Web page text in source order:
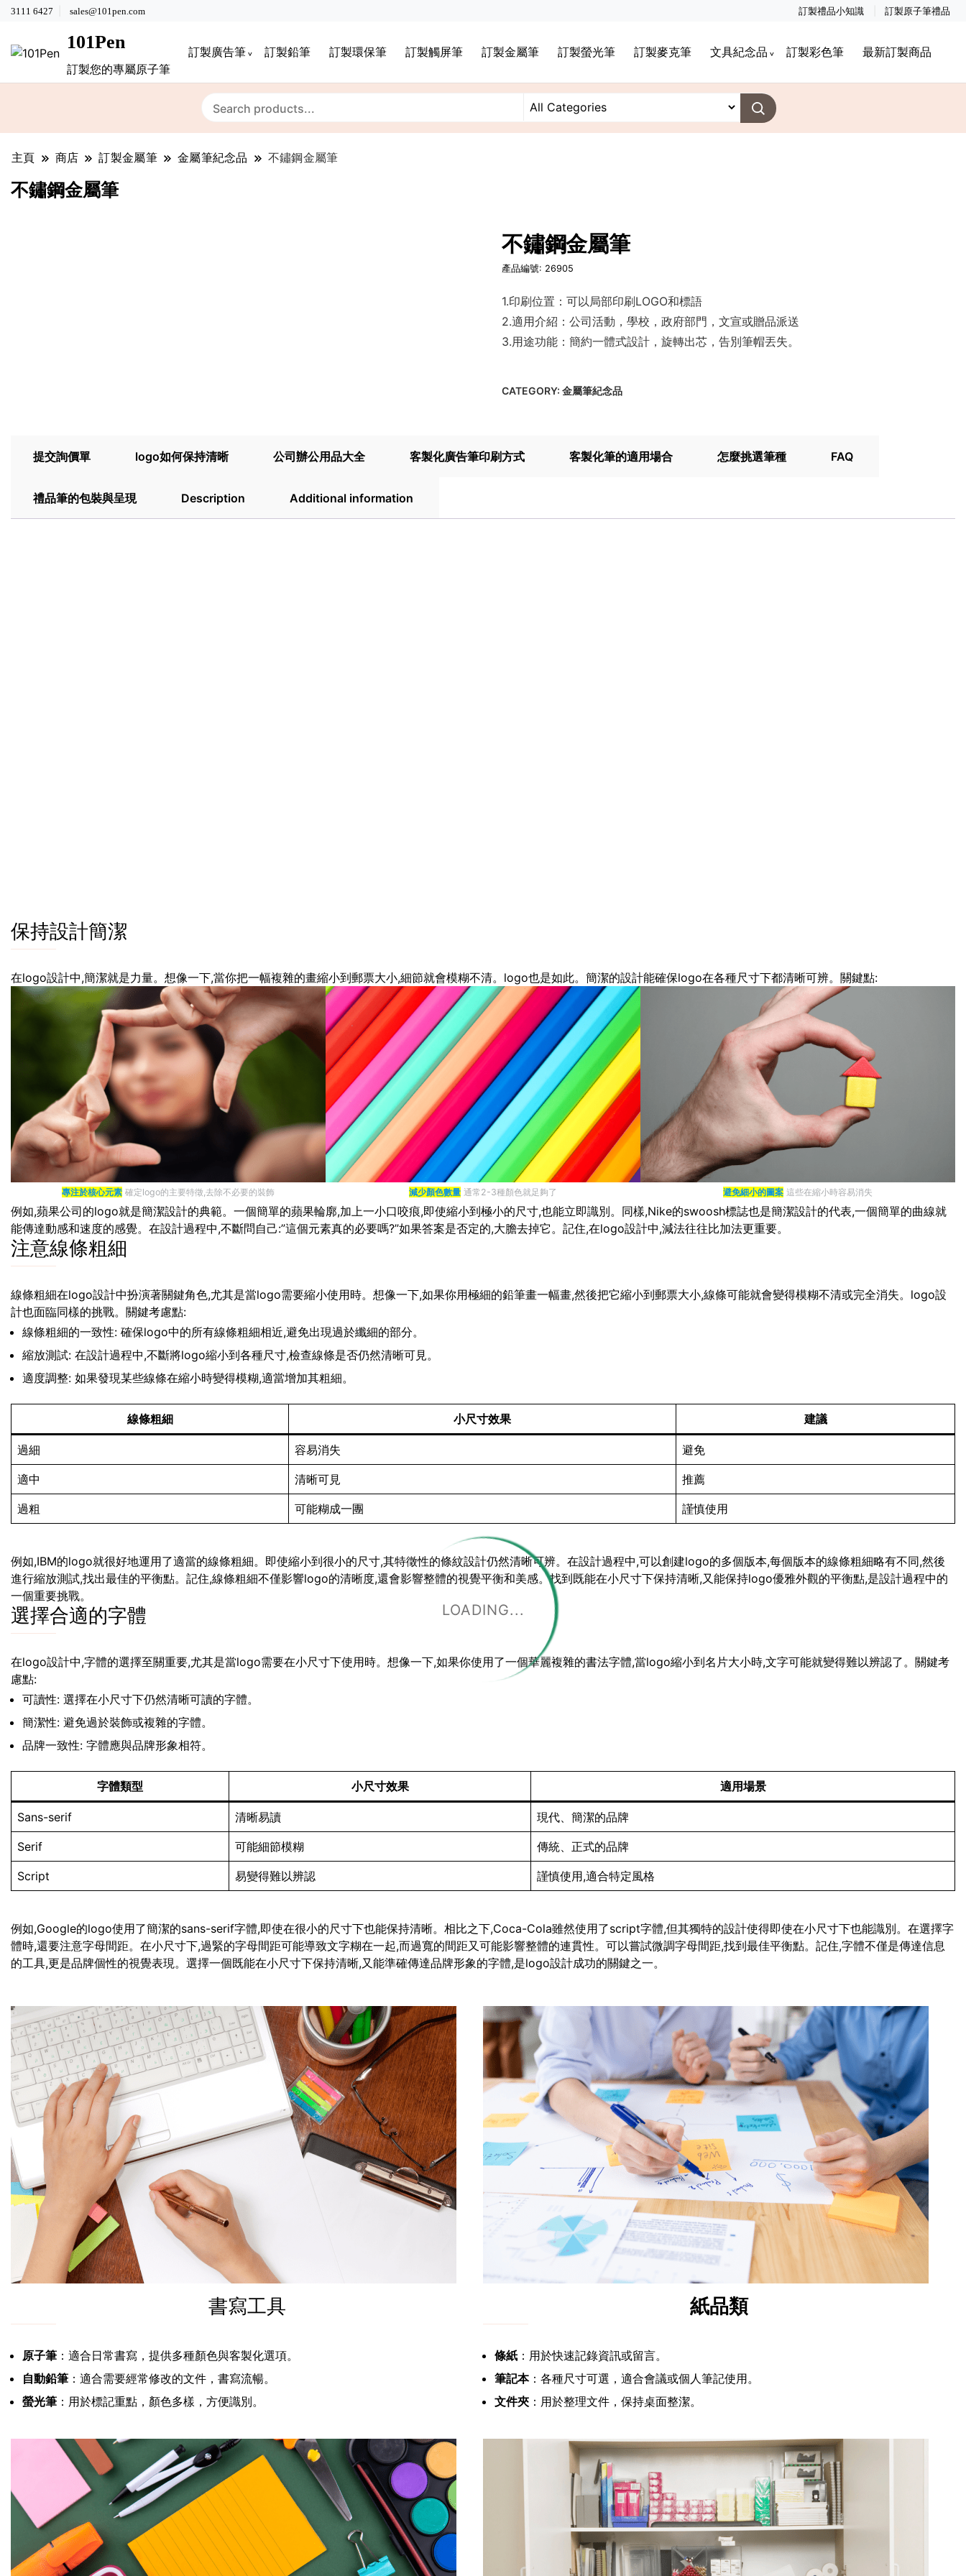
3111 6427 sales@101pen.com 訂製禮品小知識 訂製原子筆禮品
101Pen
訂製您的專屬原子筆
訂製廣告筆 訂製鉛筆 訂製環保筆 訂製觸屏筆 訂製金屬筆 訂製螢光筆 訂製麥克筆 文具紀念品 訂製彩色筆 最新訂製商品
主頁 商店 訂製金屬筆 金屬筆紀念品 不鏽鋼金屬筆
不鏽鋼金屬筆
LOADING...
不鏽鋼金屬筆
產品編號: 26905
1.印刷位置：可以局部印刷LOGO和標語
2.適用介紹：公司活動，學校，政府部門，文宣或贈品派送
3.用途功能：簡約一體式設計，旋轉出芯，告別筆帽丟失。
CATEGORY:金屬筆紀念品
提交詢價單 logo如何保持清晰 公司辦公用品大全 客製化廣告筆印刷方式 客製化筆的適用場合 怎麼挑選筆種 FAQ
禮品筆的包裝與呈現 Description Additional information
保持設計簡潔
在logo設計中,簡潔就是力量。想像一下,當你把一幅複雜的畫縮小到郵票大小,細節就會模糊不清。logo也是如此。簡潔的設計能確保logo在各種尺寸下都清晰可辨。關鍵點:
專注於核心元素 確定logo的主要特徵,去除不必要的裝飾 減少顏色數量 通常2-3種顏色就足夠了 避免細小的圖案 這些在縮小時容易消失
例如,蘋果公司的logo就是簡潔設計的典範。一個簡單的蘋果輪廓,加上一小口咬痕,即使縮小到極小的尺寸,也能立即識別。同樣,Nike的swoosh標誌也是簡潔設計的代表,一個簡單的曲線就
能傳達動感和速度的感覺。在設計過程中,不斷問自己:”這個元素真的必要嗎?”如果答案是否定的,大膽去掉它。記住,在logo設計中,減法往往比加法更重要。
注意線條粗細
線條粗細在logo設計中扮演著關鍵角色,尤其是當logo需要縮小使用時。想像一下,如果你用極細的鉛筆畫一幅畫,然後把它縮小到郵票大小,線條可能就會變得模糊不清或完全消失。logo設
計也面臨同樣的挑戰。關鍵考慮點:
線條粗細的一致性: 確保logo中的所有線條粗細相近,避免出現過於纖細的部分。
縮放測試: 在設計過程中,不斷將logo縮小到各種尺寸,檢查線條是否仍然清晰可見。
適度調整: 如果發現某些線條在縮小時變得模糊,適當增加其粗細。
線條粗細 小尺寸效果 建議
過細 容易消失 避免
適中 清晰可見 推薦
過粗 可能糊成一團 謹慎使用
例如,IBM的logo就很好地運用了適當的線條粗細。即使縮小到很小的尺寸,其特徵性的條紋設計仍然清晰可辨。在設計過程中,可以創建logo的多個版本,每個版本的線條粗細略有不同,然後
進行縮放測試,找出最佳的平衡點。記住,線條粗細不僅影響logo的清晰度,還會影響整體的視覺平衡和美感。找到既能在小尺寸下保持清晰,又能保持logo優雅外觀的平衡點,是設計過程中的
一個重要挑戰。
選擇合適的字體
在logo設計中,字體的選擇至關重要,尤其是當logo需要在小尺寸下使用時。想像一下,如果你使用了一個華麗複雜的書法字體,當logo縮小到名片大小時,文字可能就變得難以辨認了。關鍵考
慮點:
可讀性: 選擇在小尺寸下仍然清晰可讀的字體。
簡潔性: 避免過於裝飾或複雜的字體。
品牌一致性: 字體應與品牌形象相符。
字體類型 小尺寸效果 適用場景
Sans-serif 清晰易讀 現代、簡潔的品牌
Serif 可能細節模糊 傳統、正式的品牌
Script 易變得難以辨認 謹慎使用,適合特定風格
例如,Google的logo使用了簡潔的sans-serif字體,即使在很小的尺寸下也能保持清晰。相比之下,Coca-Cola雖然使用了script字體,但其獨特的設計使得即使在小尺寸下也能識別。在選擇字
體時,還要注意字母間距。在小尺寸下,過緊的字母間距可能導致文字糊在一起,而過寬的間距又可能影響整體的連貫性。可以嘗試微調字母間距,找到最佳平衡點。記住,字體不僅是傳達信息
的工具,更是品牌個性的視覺表現。選擇一個既能在小尺寸下保持清晰,又能準確傳達品牌形象的字體,是logo設計成功的關鍵之一。
書寫工具
原子筆 ：適合日常書寫，提供多種顏色與客製化選項。
自動鉛筆 ：適合需要經常修改的文件，書寫流暢。
螢光筆 ：用於標記重點，顏色多樣，方便識別。
紙品類
條紙 ：用於快速記錄資訊或留言。
筆記本：各種尺寸可選，適合會議或個人筆記使用。
文件夾 ：用於整理文件，保持桌面整潔。